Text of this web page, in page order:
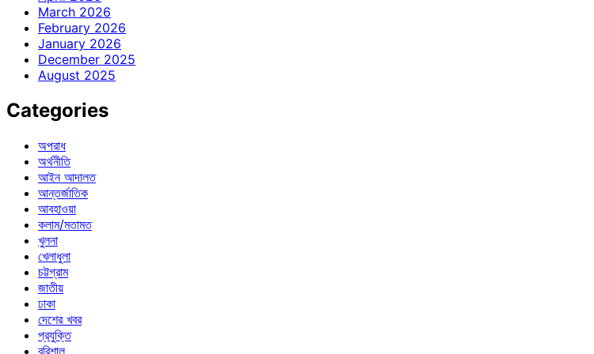
March 2026
February 2026
January 2026
December 2025
August 2025
Categories
অপরাধ
অর্থনীতি
আইন আদালত
আন্তর্জাতিক
আবহাওয়া
কলাম/মতামত
খুলনা
খেলাধুলা
চট্টগ্রাম
জাতীয়
ঢাকা
দেশের খবর
প্রযুক্তি